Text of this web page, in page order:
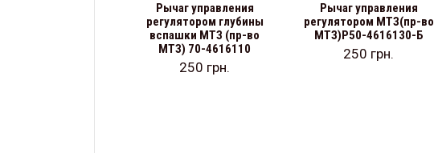
Рычаг управления
регулятором глубины
вспашки МТЗ (пр-во
МТЗ) 70-4616110
250 грн.
Рычаг управления
регулятором МТЗ(пр-во
МТЗ)Р50-4616130-Б
250 грн.